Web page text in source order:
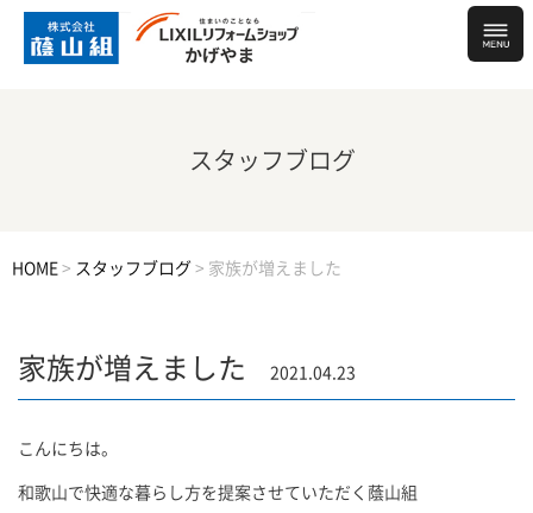
スタッフブログ
HOME > スタッフブログ > 家族が増えました
家族が増えました 2021.04.23
こんにちは。
和歌山で快適な暮らし方を提案させていただく蔭山組